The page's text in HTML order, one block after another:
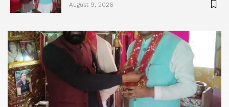
August 9, 2026